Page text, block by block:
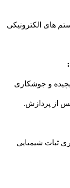
های الکترونیکی
و جوشکاری
از پردازش.
آلومینیوم سری ثبات شیمیایی